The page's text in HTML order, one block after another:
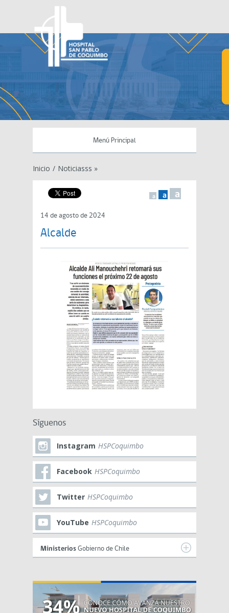
Menú Principal
Inicio / Noticiasss »
a a a
14 de agosto de 2024
Alcalde
Síguenos
Instagram HSPCoquimbo
Facebook HSPCoquimbo
Twitter HSPCoquimbo
YouTube HSPCoquimbo
Ministerios Gobierno de Chile